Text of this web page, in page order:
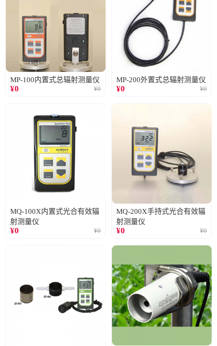
MP-100内置式总辐射测量仪
¥0 ¥0
MP-200外置式总辐射测量仪
¥0 ¥0
MQ-100X内置式光合有效辐
射测量仪
¥0 ¥0
MQ-200X手持式光合有效辐
射测量仪
¥0 ¥0